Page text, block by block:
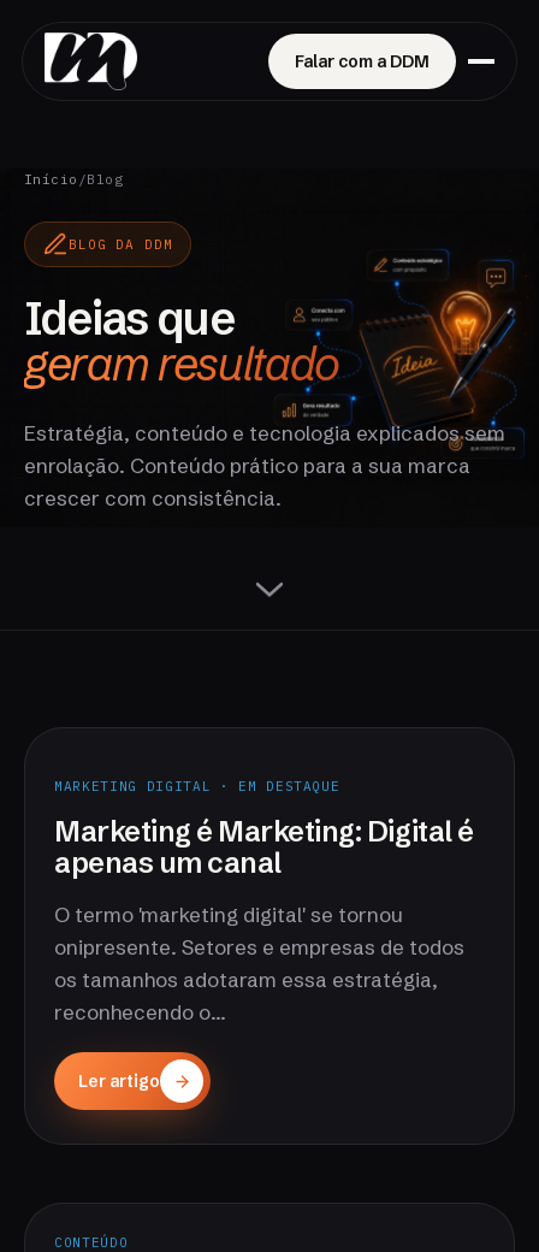
Falar com a DDM
Início /Blog
BLOG DA DDM
Ideias que
geram resultado
Estratégia, conteúdo e tecnologia explicados sem
enrolação. Conteúdo prático para a sua marca
crescer com consistência.
MARKETING DIGITAL · EM DESTAQUE
Marketing é Marketing: Digital é
apenas um canal
O termo 'marketing digital' se tornou
onipresente. Setores e empresas de todos
os tamanhos adotaram essa estratégia,
reconhecendo o...
Ler artigo
CONTEÚDO